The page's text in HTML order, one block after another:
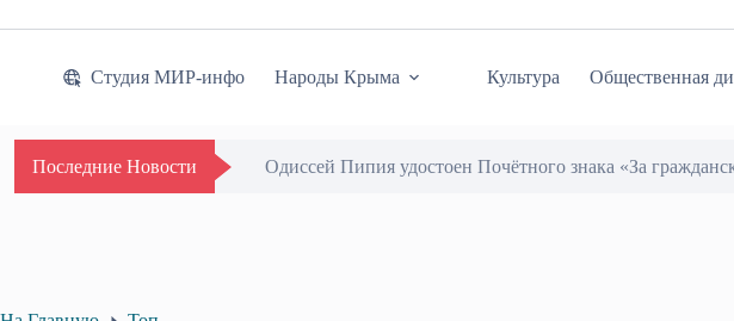
Студия МИР-инфо Народы Крыма Культура Общественная
Последние Новости Одиссей Пипия удостоен Почётного знака «За